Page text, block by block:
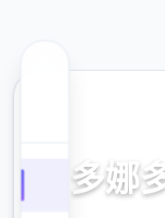
多娜